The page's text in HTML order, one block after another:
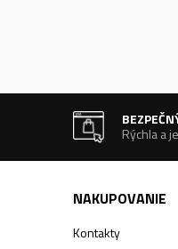
Rýchla a
NAKUPOVANIE
Kontakty